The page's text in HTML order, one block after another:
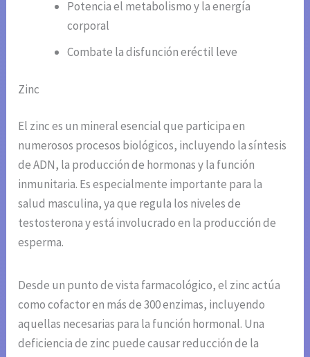
Potencia el metabolismo y la energía
corporal
Combate la disfunción eréctil leve
Zinc
El zinc es un mineral esencial que participa en
numerosos procesos biológicos, incluyendo la síntesis
de ADN, la producción de hormonas y la función
inmunitaria. Es especialmente importante para la
salud masculina, ya que regula los niveles de
testosterona y está involucrado en la producción de
esperma.
Desde un punto de vista farmacológico, el zinc actúa
como cofactor en más de 300 enzimas, incluyendo
aquellas necesarias para la función hormonal. Una
deficiencia de zinc puede causar reducción de la